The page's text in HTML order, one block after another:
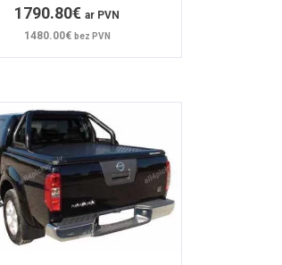
1790.80€ar PVN
1480.00€ bez PVN